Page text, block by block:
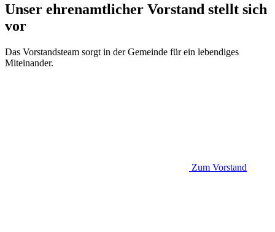
Unser ehrenamtlicher Vorstand stellt sich
vor
Das Vorstandsteam sorgt in der Gemeinde für ein lebendiges
Miteinander.
Zum Vorstand